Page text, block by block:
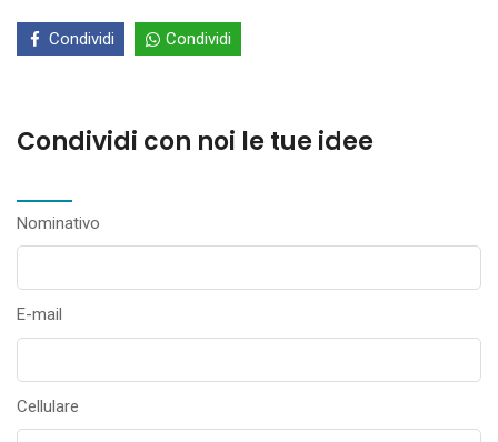
Condividi Condividi
Condividi con noi le tue idee
Nominativo
E-mail
Cellulare